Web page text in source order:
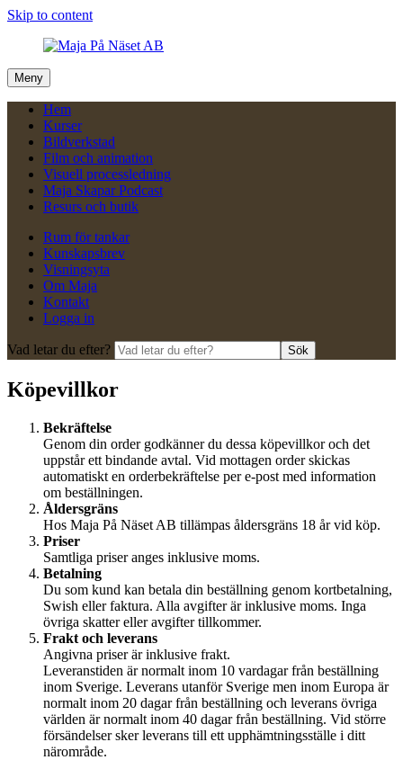
Skip to content
Meny
Hem
Kurser
Bildverkstad
Film och animation
Visuell processledning
Maja Skapar Podcast
Resurs och butik
Rum för tankar
Kunskapsbrev
Visningsyta
Om Maja
Kontakt
Logga in
Vad letar du efter? Sök
Köpevillkor
Bekräftelse
Genom din order godkänner du dessa köpevillkor och det
uppstår ett bindande avtal. Vid mottagen order skickas
automatiskt en orderbekräftelse per e-post med information
om beställningen.
Åldersgräns
Hos Maja På Näset AB tillämpas åldersgräns 18 år vid köp.
Priser
Samtliga priser anges inklusive moms.
Betalning
Du som kund kan betala din beställning genom kortbetalning,
Swish eller faktura. Alla avgifter är inklusive moms. Inga
övriga skatter eller avgifter tillkommer.
Frakt och leverans
Angivna priser är inklusive frakt.
Leveranstiden är normalt inom 10 vardagar från beställning
inom Sverige. Leverans utanför Sverige men inom Europa är
normalt inom 20 dagar från beställning och leverans övriga
världen är normalt inom 40 dagar från beställning. Vid större
försändelser sker leverans till ett upphämtningsställe i ditt
närområde.